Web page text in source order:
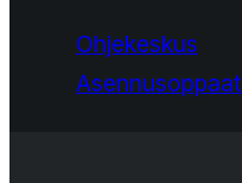
Ohjekeskus
Asennusoppaat